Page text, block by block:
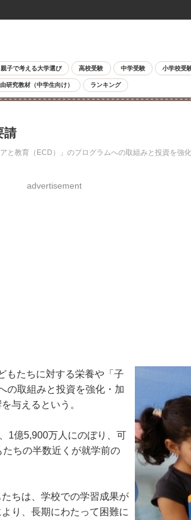
親子で考える大学選び 高校受験 中学受験 小学校受
研究教材（中学生向け） ランキング
請
教育（ECD）」のプログラムへの取組みと投資を強
advertisement
もたちに対する栄養や「子
の取組みと投資を強化・加
与えるという。
1億5,900万人にのぼり、可
ちの半数近くが就学前の
ちは、学校での学習成果が
り、長期にわたって困難に